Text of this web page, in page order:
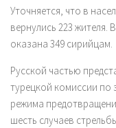
Уточняется, что в
вернулись 223 жителя.
оказана 349 сирийцам.
Русской частью
турецкой комиссии по
режима
шесть случаев